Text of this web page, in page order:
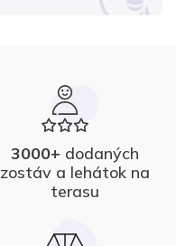
3000+ dodaných
zostáv a lehátok na
terasu